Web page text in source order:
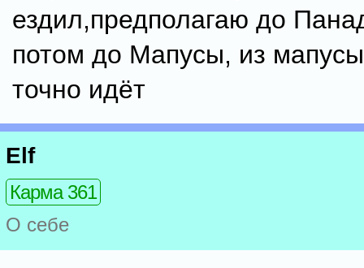
ездил,предполагаю до
потом до Мапусы, из
точно идёт
Elf
Карма 361
О себе